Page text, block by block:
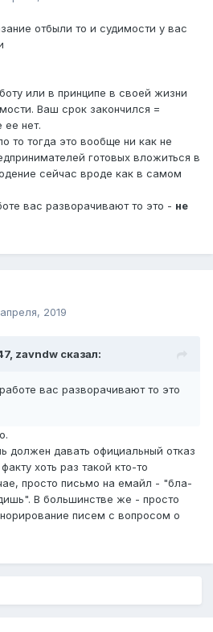
отбыли то и судимости у вас
или в принципе в своей жизни
Ваш срок закончился =
ее нет.
то тогда это вообще ни как не
готовых вложиться в
сейчас вроде как в самом
вас разворачивают то это - не
2019
zavndw сказал:
вас разворачивают то это
должен давать официальный отказ
хоть раз такой кто-то
просто письмо на емайл - "бла-
В большинстве же - просто
писем с вопросом о